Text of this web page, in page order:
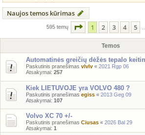
Naujos temos kūrimas
595 temų Puslapis 1iš 24
1 2 3 4 5
Temos
Automatinės greičių dėžės tepalo
Paskutinis pranešimas vlvlv « 2021 Rgp 06
Atsakymai: 257
Kiek LIETUVOJE yra VOLVO 480 ?
Paskutinis pranešimas egiss « 2013 Geg 09
Atsakymai: 107
Volvo XC 70 +/-
Paskutinis pranešimas Ciusas « 2026 Bal 29
Atsakymai: 1